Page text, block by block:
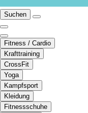
Suchen
Fitness / Cardio
Krafttraining
CrossFit
Yoga
Kampfsport
Kleidung
Fitnessschuhe